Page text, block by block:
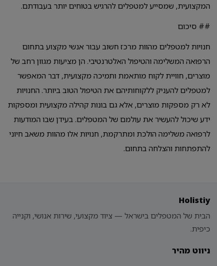
המקצועית, שמסייע למטפלים להרגיש בטוחים יותר בעבודתם.
## סיכום
חנויות למטפלים מהוות מרכז חשוב עבור אנשי מקצוע בתחום
הרפואה המשלימה והטיפול האלטרנטיבי. הן מציעות מגוון רחב של
מוצרים, חוויית לקוח מותאמת ותמיכה מקצועית, דבר המאפשר
למטפלים להעניק ללקוחותיהם את הטיפול הטוב ביותר. החנויות
לא רק מספקות מוצרים, אלא גם בונות קהילה מקצועית ומספקות
ידע שיכול להעשיר את עולמם של המטפלים. בעידן שבו המודעות
לרפואה משלימה הולכת ומתרקמת, חנויות אלו מהוות משאב חיוני
להתפתחות והצלחה בתחום.
Holistiy
הבית של המטפלים בישראל — ציוד מקצועי, שירות אנושי, וקנייה
כיפית.
ניווט מהיר